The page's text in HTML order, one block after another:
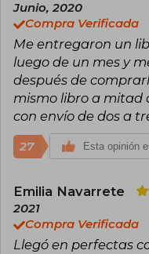
Para
escribió
en
las sesenta
uno de
literatura:
Junio, 2020
Compra Verificada
Me entregaron un
luego de un mes y
después de
mismo libro a mitad
con envío de dos a
27 Esta opinión
Emilia Navarrete
2021
Compra Verificada
Llegó en perfectas